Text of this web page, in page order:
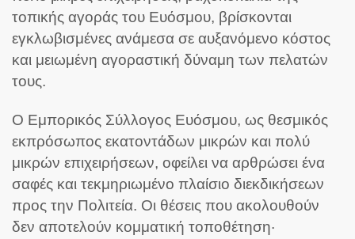
τοπικής αγοράς του Ευόσμου, βρίσκονται
εγκλωβισμένες ανάμεσα σε αυξανόμενο κόστος
και μειωμένη αγοραστική δύναμη των πελατών
τους.
Ο Εμπορικός Σύλλογος Ευόσμου, ως θεσμικός
εκπρόσωπος εκατοντάδων μικρών και πολύ
μικρών επιχειρήσεων, οφείλει να αρθρώσει ένα
σαφές και τεκμηριωμένο πλαίσιο διεκδικήσεων
προς την Πολιτεία. Οι θέσεις που ακολουθούν
δεν αποτελούν κομματική τοποθέτηση·